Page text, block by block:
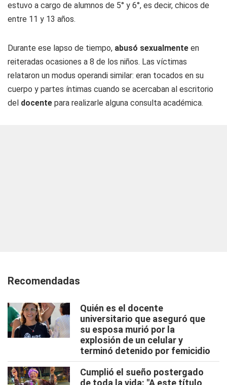
estuvo a cargo de alumnos de 5° y 6°, es decir, chicos de
entre 11 y 13 años.
Durante ese lapso de tiempo, abusó sexualmente en
reiteradas ocasiones a 8 de los niños. Las víctimas
relataron un modus operandi similar: eran tocados en su
cuerpo y partes íntimas cuando se acercaban al escritorio
del docente para realizarle alguna consulta académica.
Recomendadas
Quién es el docente
universitario que aseguró que
su esposa murió por la
explosión de un celular y
terminó detenido por femicidio
Cumplió el sueño postergado
de toda la vida: "A este título